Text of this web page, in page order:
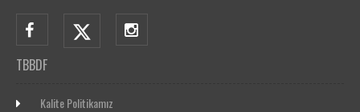
TBBDF
Kalite Politikamız